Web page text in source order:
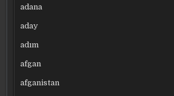
adana
aday
adım
afgan
afganistan